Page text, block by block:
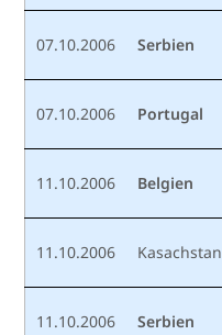
07.10.2006 Serbien
07.10.2006 Portugal
11.10.2006 Belgien
11.10.2006 Kasachstan
11.10.2006 Serbien